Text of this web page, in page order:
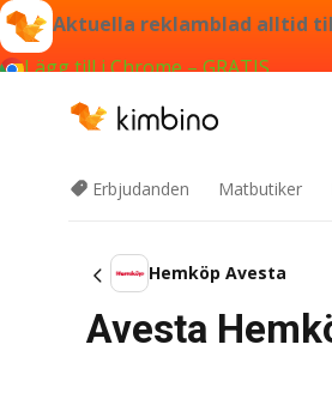
Aktuella reklamblad alltid
Lägg till i Chrome – GRATIS
Erbjudanden Matbutiker
Hemköp Avesta
Avesta